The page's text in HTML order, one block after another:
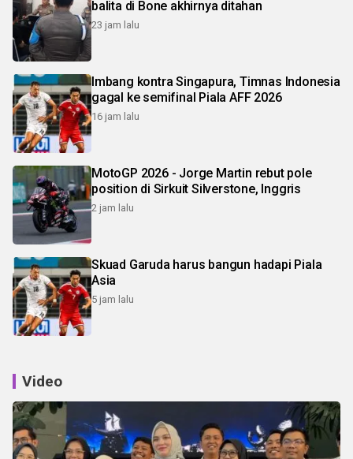
balita di Bone akhirnya ditahan
23 jam lalu
Imbang kontra Singapura, Timnas Indonesia
gagal ke semifinal Piala AFF 2026
16 jam lalu
MotoGP 2026 - Jorge Martin rebut pole
position di Sirkuit Silverstone, Inggris
2 jam lalu
Skuad Garuda harus bangun hadapi Piala
Asia
5 jam lalu
Video